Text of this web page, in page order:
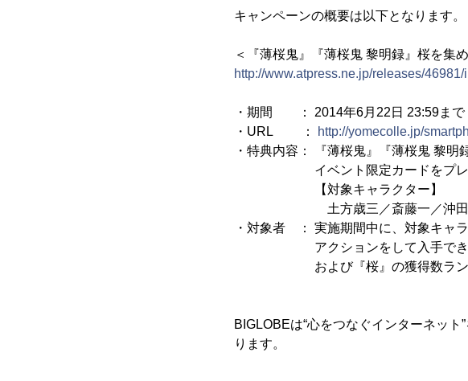
キャンペーンの概要は以下となります。
＜『薄桜鬼』『薄桜鬼 黎明録』桜を集
http://www.atpress.ne.jp/releases/
・期間 ： 2014年6月22日 23:59まで
・URL ：
http://yomecolle.jp/
・特典内容： 『薄桜鬼』『薄桜鬼 黎明
イベント限定カードをプレ
【対象キャラクター】
土方歳三／斎藤一／沖田総
・対象者 ： 実施期間中に、対象キャ
アクションをして入手できる『
および『桜』の獲得数ランキ
BIGLOBEは“心をつなぐインターネッ
ります。